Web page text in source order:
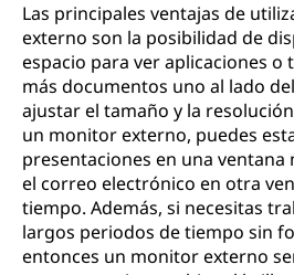
Las principales ventajas de
externo son la posibilidad de
espacio para ver aplicaciones o
más documentos uno al lado
ajustar el tamaño y la
un monitor externo, puedes
presentaciones en una
el correo electrónico en otra
tiempo. Además, si necesitas
largos periodos de tiempo sin
entonces un monitor externo